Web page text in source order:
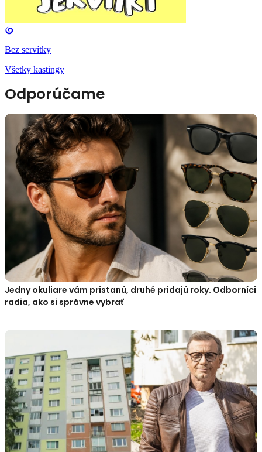
Bez servítky
Všetky kastingy
Odporúčame
Jedny okuliare vám pristanú, druhé pridajú roky. Odborníci
radia, ako si správne vybrať